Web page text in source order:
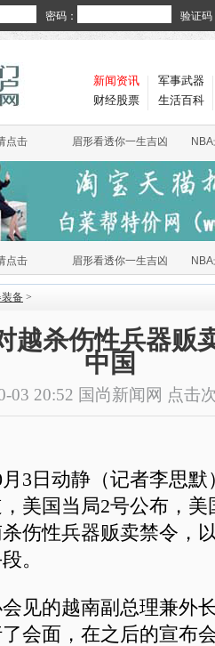
密码： 验证码
新闻资讯
财经股票
军事武器
生活百科
点击 眉形看透你一生吉凶
点击 眉形看透你一生吉凶
备 >
越杀伤性兵器贩
中国
03 20:52 国尚新闻网 点击
日动静（记者李思默
美国当局2号公布，
伤性兵器贩卖禁令，
。
的越南副总理兼外
会面，在之后的宣布